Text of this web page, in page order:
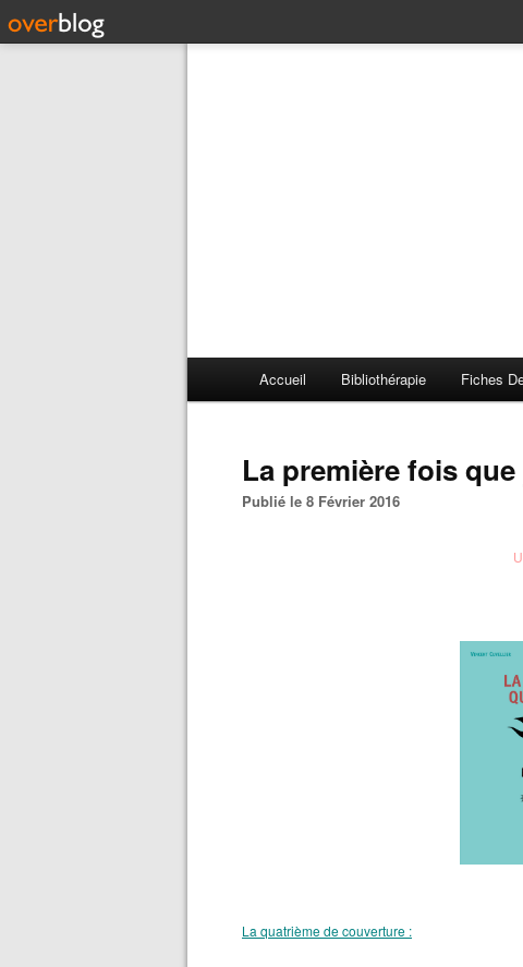
Accueil Bibliothérapie Fiches
La première fois
Publié le 8 Février 2016
La quatrième de couverture :